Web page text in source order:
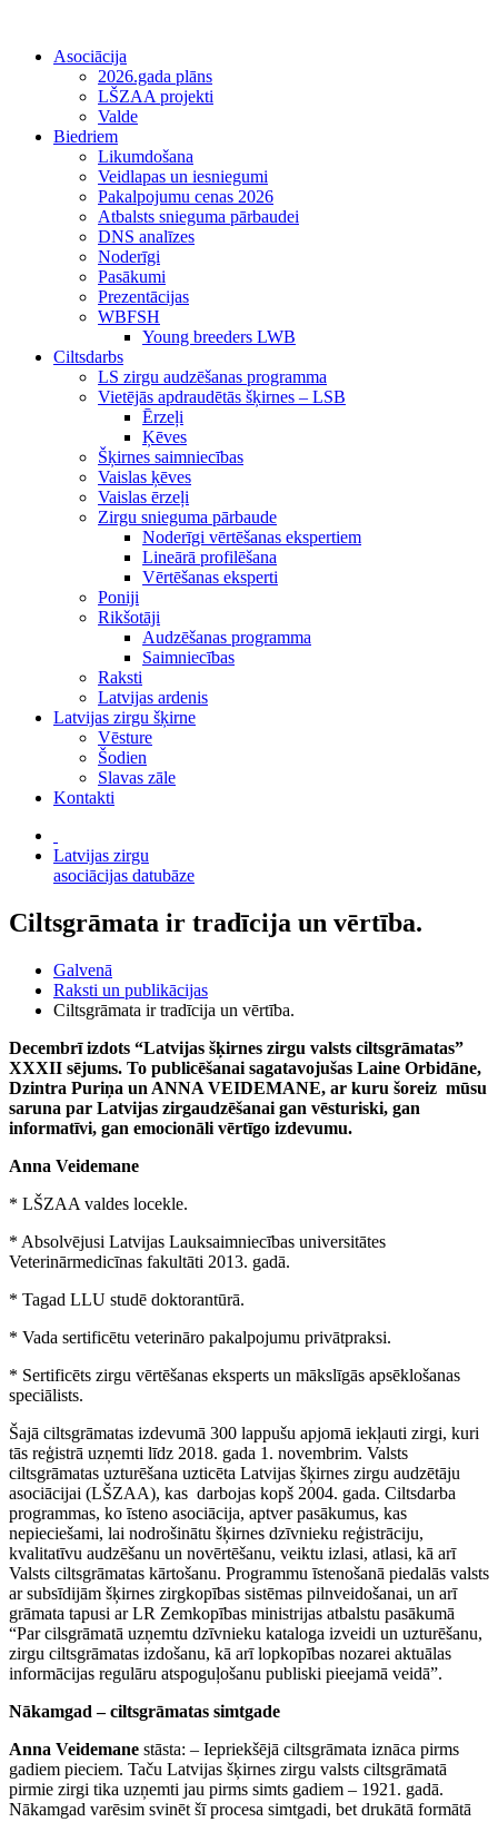
Asociācija
2026.gada plāns
LŠZAA projekti
Valde
Biedriem
Likumdošana
Veidlapas un iesniegumi
Pakalpojumu cenas 2026
Atbalsts snieguma pārbaudei
DNS analīzes
Noderīgi
Pasākumi
Prezentācijas
WBFSH
Young breeders LWB
Ciltsdarbs
LS zirgu audzēšanas programma
Vietējās apdraudētās šķirnes – LSB
Ērzeļi
Ķēves
Šķirnes saimniecības
Vaislas ķēves
Vaislas ērzeļi
Zirgu snieguma pārbaude
Noderīgi vērtēšanas ekspertiem
Lineārā profilēšana
Vērtēšanas eksperti
Poniji
Rikšotāji
Audzēšanas programma
Saimniecības
Raksti
Latvijas ardenis
Latvijas zirgu šķirne
Vēsture
Šodien
Slavas zāle
Kontakti
Latvijas zirgu
asociācijas datubāze
Ciltsgrāmata ir tradīcija un vērtība.
Galvenā
Raksti un publikācijas
Ciltsgrāmata ir tradīcija un vērtība.
Decembrī izdots “Latvijas šķirnes zirgu valsts ciltsgrāmatas”
XXXII sējums. To publicēšanai sagatavojušas Laine Orbidāne,
Dzintra Puriņa un ANNA VEIDEMANE, ar kuru šoreiz mūsu
saruna par Latvijas zirgaudzēšanai gan vēsturiski, gan
informatīvi, gan emocionāli vērtīgo izdevumu.
Anna Veidemane
* LŠZAA valdes locekle.
* Absolvējusi Latvijas Lauksaimniecības universitātes
Veterinārmedicīnas fakultāti 2013. gadā.
* Tagad LLU studē doktorantūrā.
* Vada sertificētu veterināro pakalpojumu privātpraksi.
* Sertificēts zirgu vērtēšanas eksperts un mākslīgās apsēklošanas
speciālists.
Šajā ciltsgrāmatas izdevumā 300 lappušu apjomā iekļauti zirgi, kuri
tās reģistrā uzņemti līdz 2018. gada 1. novembrim. Valsts
ciltsgrāmatas uzturēšana uzticēta Latvijas šķirnes zirgu audzētāju
asociācijai (LŠZAA), kas darbojas kopš 2004. gada. Ciltsdarba
programmas, ko īsteno asociācija, aptver pasākumus, kas
nepieciešami, lai nodrošinātu šķirnes dzīvnieku reģistrāciju,
kvalitatīvu audzēšanu un novērtēšanu, veiktu izlasi, atlasi, kā arī
Valsts ciltsgrāmatas kārtošanu. Programmu īstenošanā piedalās valsts
ar subsīdijām šķirnes zirgkopības sistēmas pilnveidošanai, un arī
grāmata tapusi ar LR Zemkopības ministrijas atbalstu pasākumā
“Par cilsgrāmatā uzņemtu dzīvnieku kataloga izveidi un uzturēšanu,
zirgu ciltsgrāmatas izdošanu, kā arī lopkopības nozarei aktuālas
informācijas regulāru atspoguļošanu publiski pieejamā veidā”.
Nākamgad – ciltsgrāmatas simtgade
Anna Veidemane stāsta: – Iepriekšējā ciltsgrāmata iznāca pirms
gadiem pieciem. Taču Latvijas šķirnes zirgu valsts ciltsgrāmatā
pirmie zirgi tika uzņemti jau pirms simts gadiem – 1921. gadā.
Nākamgad varēsim svinēt šī procesa simtgadi, bet drukātā formātā